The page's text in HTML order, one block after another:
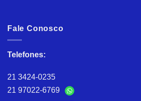
Fale Conosco
Telefones:
21 3424-0235
21 97022-6769